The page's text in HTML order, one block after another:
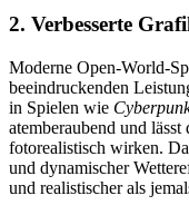
2. Verbesserte
Moderne Open-World-
beeindruckenden
in Spielen wie
atemberaubend und
fotorealistisch wirken.
und dynamischer
und realistischer als